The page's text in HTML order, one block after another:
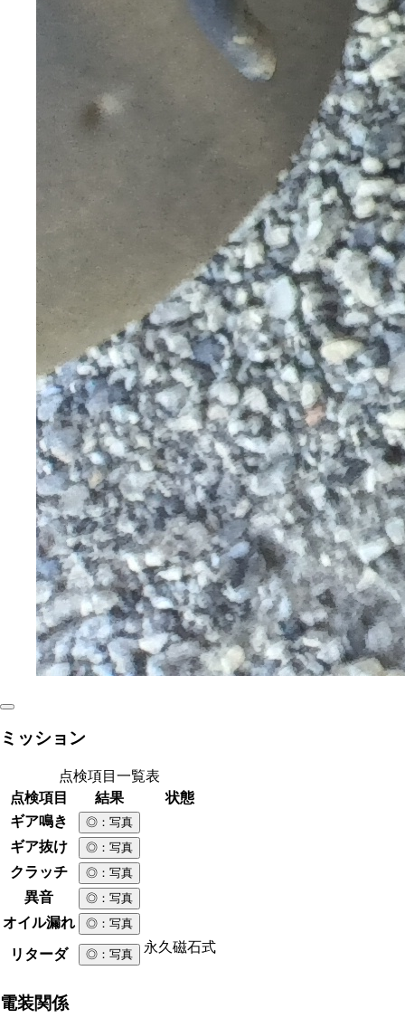
ミッション
点検項目一覧表
点検項目
結果
状態
ギア鳴き
◎ ：写真
ギア抜け ◎ ：写真
クラッチ ◎ ：写真
異音 ◎ ：写真
オイル漏れ ◎ ：写真
リターダ ◎ ：写真 永久磁石式
電装関係